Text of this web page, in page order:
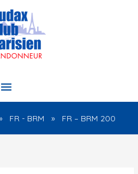
Menu
FR - BRM FR – BRM 200